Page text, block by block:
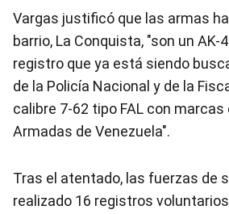
Vargas justificó que las armas
barrio, La Conquista, "son un AK-
registro que ya está siendo
de la Policía Nacional y de la
calibre 7-62 tipo FAL con marcas
Armadas de Venezuela".
Tras el atentado, las fuerzas de
realizado 16 registros